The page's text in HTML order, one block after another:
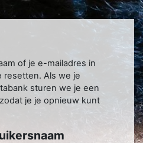
of je e-mailadres in
resetten. Als we je
sturen we je een
je je opnieuw kunt